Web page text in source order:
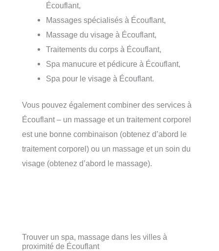
Écouflant,
Massages spécialisés à Écouflant,
Massage du visage à Écouflant,
Traitements du corps à Écouflant,
Spa manucure et pédicure à Écouflant,
Spa pour le visage à Écouflant.
Vous pouvez également combiner des services à
Écouflant – un massage et un traitement corporel
est une bonne combinaison (obtenez d’abord le
traitement corporel) ou un massage et un soin du
visage (obtenez d’abord le massage).
Trouver un spa, massage dans les villes à
proximité de Écouflant